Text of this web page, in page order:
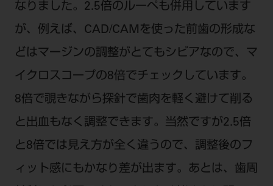
なりました。2.5倍のルーペも併用しています
が、例えば、CAD/CAMを使った前歯の形成な
どはマージンの調整がとてもシビアなので、マ
イクロスコープの8倍でチェックしています。
8倍で覗きながら探針で歯肉を軽く避けて削る
と出血もなく調整できます。当然ですが2.5倍
と8倍では見え方が全く違うので、調整後のフ
ィット感にもかなり差が出ます。あとは、歯周